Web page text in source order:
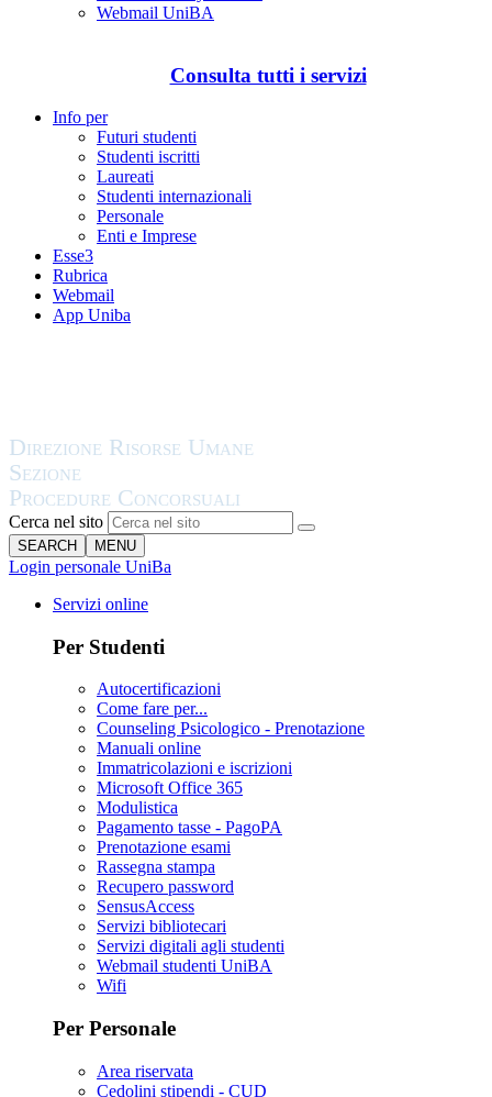
Webmail UniBA
Consulta tutti i servizi
Info per
Futuri studenti
Studenti iscritti
Laureati
Studenti internazionali
Personale
Enti e Imprese
Esse3
Rubrica
Webmail
App Uniba
Cerca nel sito
SEARCH MENU
Login personale UniBa
Servizi online
Per Studenti
Autocertificazioni
Come fare per...
Counseling Psicologico - Prenotazione
Manuali online
Immatricolazioni e iscrizioni
Microsoft Office 365
Modulistica
Pagamento tasse - PagoPA
Prenotazione esami
Rassegna stampa
Recupero password
SensusAccess
Servizi bibliotecari
Servizi digitali agli studenti
Webmail studenti UniBA
Wifi
Per Personale
Area riservata
Cedolini stipendi - CUD